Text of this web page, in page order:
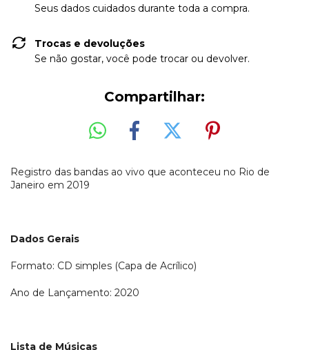
Seus dados cuidados durante toda a compra.
Trocas e devoluções
Se não gostar, você pode trocar ou devolver.
Compartilhar:
Registro das bandas ao vivo que aconteceu no Rio de
Janeiro em 2019
Dados Gerais
Formato: CD simples (Capa de Acrílico)
Ano de Lançamento: 2020
Lista de Músicas